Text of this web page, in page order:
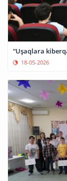
“Uşaqlara
18-05-2026